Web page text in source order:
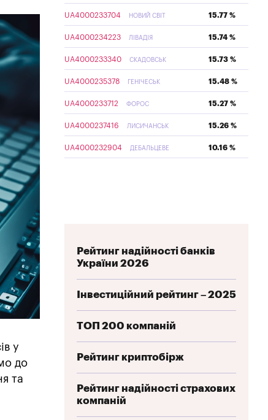
у
до
та
UA4000233704 НОВИЙ СВІТ 15.77 %
UA4000234223 ЛІВАДІЯ 15.74 %
UA4000233340 СКАДОВСЬК 15.73 %
UA4000235378 ГЕНІЧЕСЬК 15.48 %
UA4000233712 ФОРОС 15.27 %
UA4000237416 ЛИСИЧАНСЬК 15.26 %
UA4000232904 ДЕБАЛЬЦЕВЕ 10.16 %
Рейтинг надійності банків
України 2026
Інвестиційний рейтинг – 2025
ТОП 200 компаній
Рейтинг криптобірж
Рейтинг надійності страхових
компаній